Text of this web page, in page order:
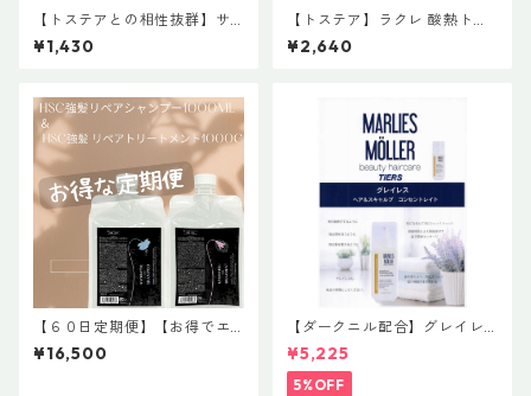
【トステアとの相性抜群】サ
ニープレイス プラチナ アミ
ノイオン水 180mL
¥1,430
【トステア】ラクレ 酸熱トリ
ートメント L 120mL
¥2,640
【６０日定期便】【お得でエ
コな詰め替え】【数量限定】H
SC強髪shampoo <リペアシャ
¥16,500
【ダークニル配合】グレイレ
ス ヘア＆スキャルプ コンセン
トレイト(頭皮養毛料) NET 10
0mL ¥5,500(税込)
¥5,225
5%OFF